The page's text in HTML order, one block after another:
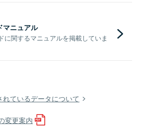
マニュアル
に関するマニュアルを掲載していま
ているデータについて
変更案内